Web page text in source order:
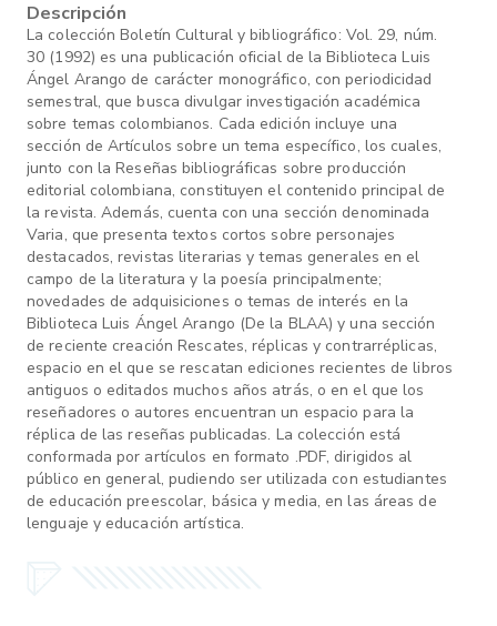
Descripción
La colección Boletín Cultural y bibliográfico: Vol. 29, núm.
30 (1992) es una publicación oficial de la Biblioteca Luis
Ángel Arango de carácter monográfico, con periodicidad
semestral, que busca divulgar investigación académica
sobre temas colombianos. Cada edición incluye una
sección de Artículos sobre un tema específico, los cuales,
junto con la Reseñas bibliográficas sobre producción
editorial colombiana, constituyen el contenido principal de
la revista. Además, cuenta con una sección denominada
Varia, que presenta textos cortos sobre personajes
destacados, revistas literarias y temas generales en el
campo de la literatura y la poesía principalmente;
novedades de adquisiciones o temas de interés en la
Biblioteca Luis Ángel Arango (De la BLAA) y una sección
de reciente creación Rescates, réplicas y contrarréplicas,
espacio en el que se rescatan ediciones recientes de libros
antiguos o editados muchos años atrás, o en el que los
reseñadores o autores encuentran un espacio para la
réplica de las reseñas publicadas. La colección está
conformada por artículos en formato .PDF, dirigidos al
público en general, pudiendo ser utilizada con estudiantes
de educación preescolar, básica y media, en las áreas de
lenguaje y educación artística.